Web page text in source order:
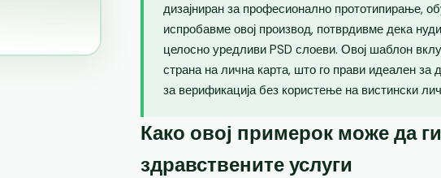
дизајниран за професионално прототипирање,
испробавме овој производ, потврдивме дека
целосно уредливи PSD слоеви. Овој шаблон
страна на лична карта, што го прави идеален за
за верификација без користење на вистински
Како овој примерок може да
здравствените услуги